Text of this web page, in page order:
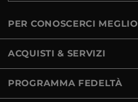
PER CONOSCERCI MEGLIO
ACQUISTI & SERVIZI
PROGRAMMA FEDELTÀ